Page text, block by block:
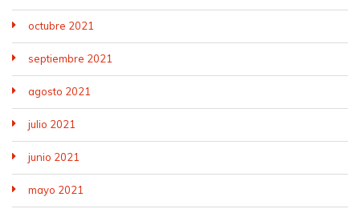
octubre 2021
septiembre 2021
agosto 2021
julio 2021
junio 2021
mayo 2021